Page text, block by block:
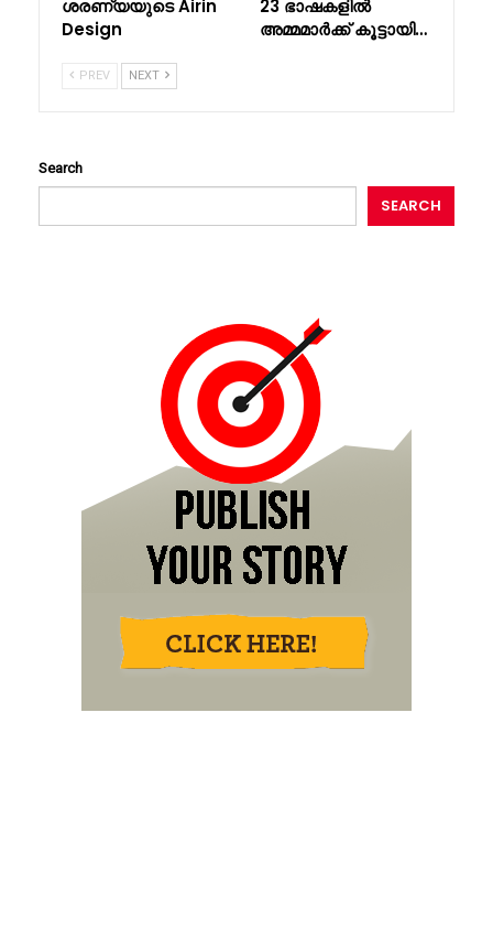
ശരണ്യയുടെ Airin
Design
23 ഭാഷകളിൽ
അമ്മമാർക്ക് കൂട്ടായി…
PREV NEXT
Search
SEARCH